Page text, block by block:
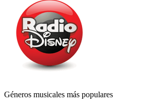
Géneros musicales más populares